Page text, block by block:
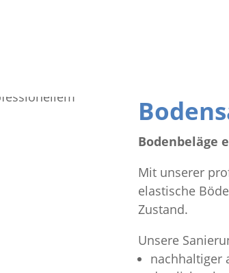
Bodenbeläge
Mit unserer
elastische
Zustand.
Unsere
nachhaltiger